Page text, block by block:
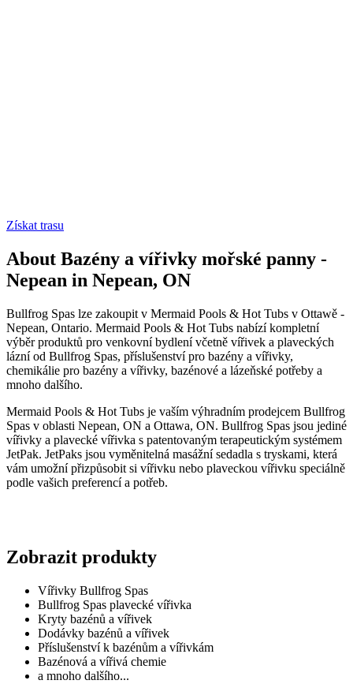
Získat trasu
About Bazény a vířivky mořské panny -
Nepean in Nepean, ON
Bullfrog Spas lze zakoupit v Mermaid Pools & Hot Tubs v Ottawě -
Nepean, Ontario. Mermaid Pools & Hot Tubs nabízí kompletní
výběr produktů pro venkovní bydlení včetně vířivek a plaveckých
lázní od Bullfrog Spas, příslušenství pro bazény a vířivky,
chemikálie pro bazény a vířivky, bazénové a lázeňské potřeby a
mnoho dalšího.
Mermaid Pools & Hot Tubs je vaším výhradním prodejcem Bullfrog
Spas v oblasti Nepean, ON a Ottawa, ON. Bullfrog Spas jsou jediné
vířivky a plavecké vířivka s patentovaným terapeutickým systémem
JetPak. JetPaks jsou vyměnitelná masážní sedadla s tryskami, která
vám umožní přizpůsobit si vířivku nebo plaveckou vířivku speciálně
podle vašich preferencí a potřeb.
Zobrazit produkty
Vířivky Bullfrog Spas
Bullfrog Spas plavecké vířivka
Kryty bazénů a vířivek
Dodávky bazénů a vířivek
Příslušenství k bazénům a vířivkám
Bazénová a vířivá chemie
a mnoho dalšího...